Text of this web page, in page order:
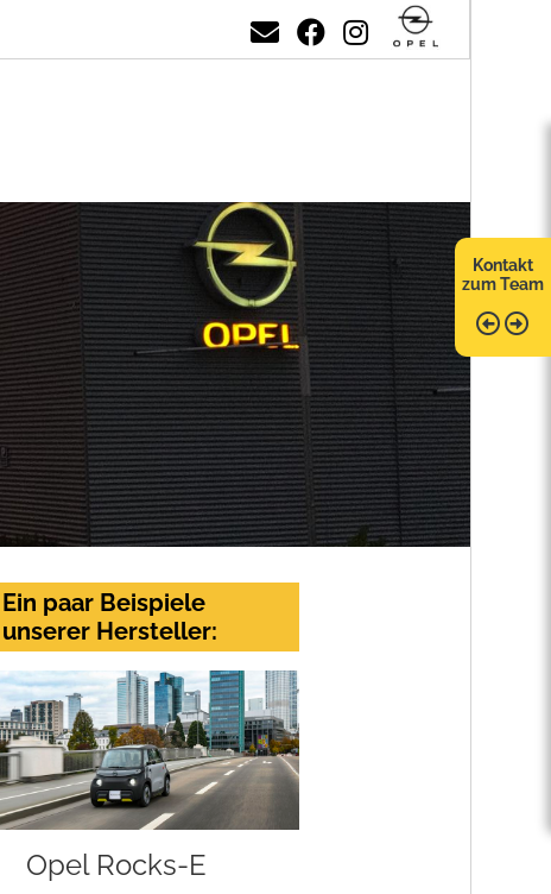
Kontakt
zum Team
Ein paar Beispiele
unserer Hersteller:
Opel Rocks-E